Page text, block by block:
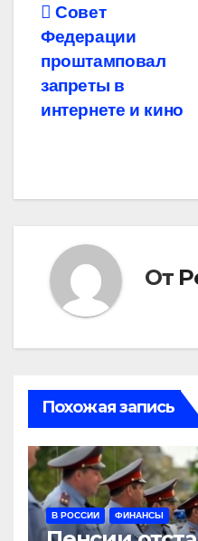
Навигация
по
записям
Совет
Федерации
проштамповал
запреты в
интернете и кино
От
Похожая запись
В РОССИИ ФИНАНСЫ